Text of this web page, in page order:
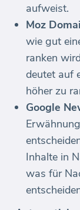
aufweist.
Moz
wie gut
ranken
deutet auf
höher zu
Google
Inhalte in
was für